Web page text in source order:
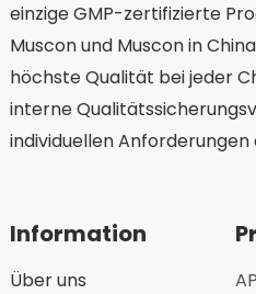
einzige GMP-zertifizierte
Muscon und Muscon in
höchste Qualität bei jeder
interne
individuellen Anforderungen
Information
Über uns